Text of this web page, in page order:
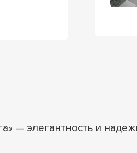
— элегантность и